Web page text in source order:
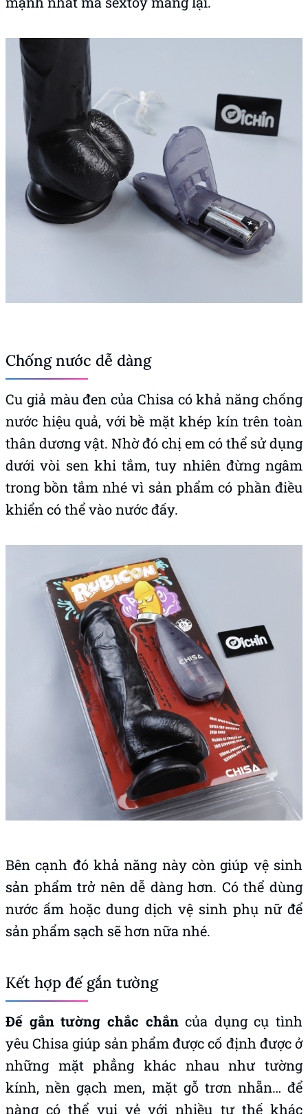
Chống nước dễ dàng
Cu giả màu đen của Chisa có khả năng chống
nước hiệu quả, với bề mặt khép kín trên toàn
thân dương vật. Nhờ đó chị em có thể sử dụng
dưới vòi sen khi tắm, tuy nhiên đừng ngâm
trong bồn tắm nhé vì sản phẩm có phần điều
khiển có thể vào nước đấy.
Bên cạnh đó khả năng này còn giúp vệ sinh
sản phẩm trở nên dễ dàng hơn. Có thể dùng
nước ấm hoặc dung dịch vệ sinh phụ nữ để
sản phẩm sạch sẽ hơn nữa nhé.
Kết hợp đế gắn tường
Đế gắn tường chắc chắncủa dụng cụ tình
yêu Chisa giúp sản phẩm được cố định được ở
những mặt phẳng khác nhau như tường
kính, nền gạch men, mặt gỗ trơn nhẵn… để
nàng có thể vui vẻ với nhiều tư thế khác